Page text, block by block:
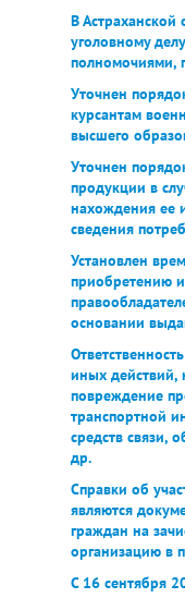
В Астраханской
уголовному
полномочиями,
Уточнен
курсантам
высшего
Уточнен
продукции в
нахождения ее
сведения
Установлен
приобретению
основании
иных действий,
повреждение
транспортной
средств связи,
др.
Справки об
являются
граждан на
организацию в
С 16 сентября